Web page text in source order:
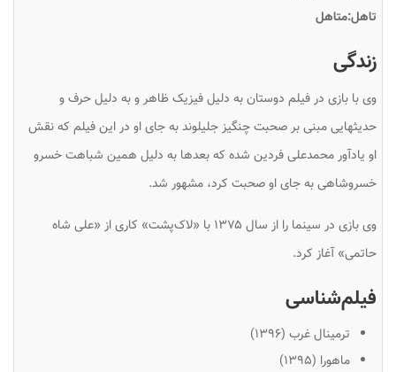
تاهل:متاهل
زندگی
وی با بازی در فیلم دوستان به دلیل فیزیک ظاهر و به دلیل حرف و
حدیثهایی مبنی بر صحبت چنگیز جلیلوند به جای او در این فیلم که نقش
او یادآور محمدعلی فردین شده که بعدها به دلیل همین شباهت خسرو
خسروشاهی به جای او صحبت کرد، مشهور شد.
وی بازی در سینما را از سال ۱۳۷۵ با «لاک‌پشت» کاری از «علی شاه
حاتمی» آغاز کرد.
فیلم‌شناسی
ترمینال غرب (۱۳۹۶)
ماهورا (۱۳۹۵)